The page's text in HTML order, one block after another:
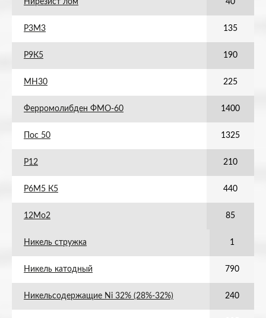
Нирезист лом 40
Р3М3 135
Р9К5 190
МН30 225
Ферромолибден ФМО-60 1400
Пос 50 1325
Р12 210
Р6М5 К5 440
12Мо2 85
Никель стружка 1
Никель катодный 790
Никельсодержащие Ni 32% (28%-32%) 240